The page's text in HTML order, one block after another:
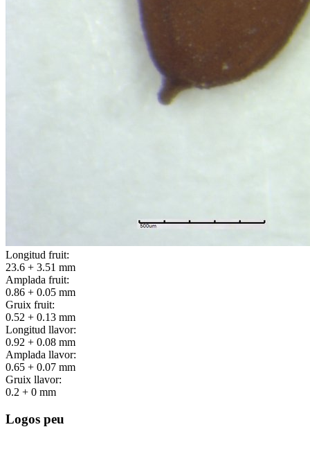
Longitud fruit:
23.6 + 3.51 mm
Amplada fruit:
0.86 + 0.05 mm
Gruix fruit:
0.52 + 0.13 mm
Longitud llavor:
0.92 + 0.08 mm
Amplada llavor:
0.65 + 0.07 mm
Gruix llavor:
0.2 + 0 mm
Logos peu